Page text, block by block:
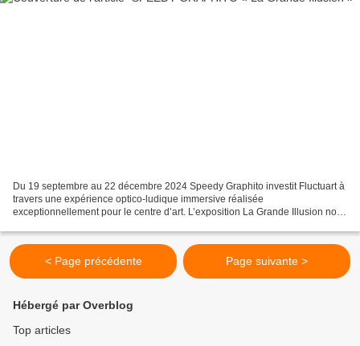
Du 19 septembre au 22 décembre 2024 Speedy Graphito investit Fluctuart à
travers une expérience optico-ludique immersive réalisée
exceptionnellement pour le centre d’art. L’exposition La Grande Illusion nous
< Page précédente Page suivante >
Hébergé par Overblog
Top articles